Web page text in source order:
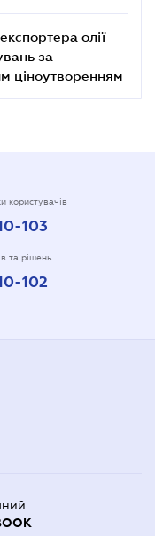
олії
за
ціноутворенням
користувачів
103
та рішень
102